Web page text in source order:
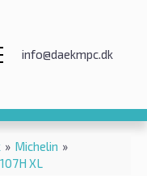
info@daekmpc.dk
» Michelin »
XL